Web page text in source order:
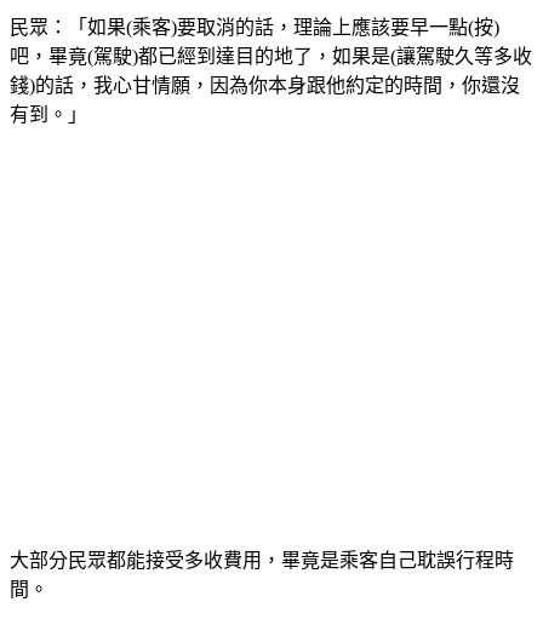
民眾：「如果(乘客)要取消的話，理論上應該要早一點(按)
吧，畢竟(駕駛)都已經到達目的地了，如果是(讓駕駛久等多收
錢)的話，我心甘情願，因為你本身跟他約定的時間，你還沒
大部分民眾都能接受多收費用，畢竟是乘客自己耽誤行程時